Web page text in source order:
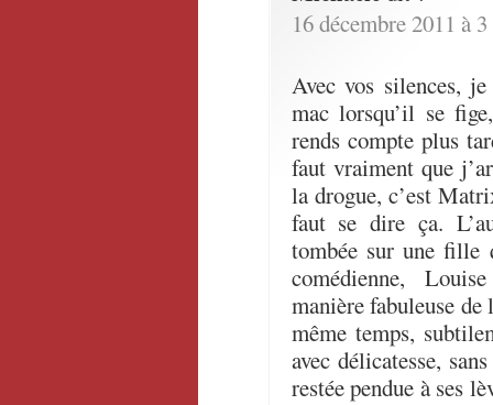
16 décembre 2011 à
Avec vos silences,
mac lorsqu’il se
rends compte plus
faut vraiment que
la drogue, c’est
faut se dire ça.
tombée sur une
comédienne,
manière fabuleuse de
même temps,
avec délicatesse,
restée pendue à ses